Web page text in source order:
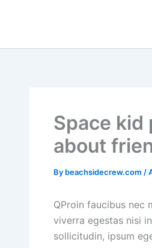
Space kid
about
By beachsidecrew.com /
QProin faucibus nec
viverra egestas nisi
sollicitudin, ipsum